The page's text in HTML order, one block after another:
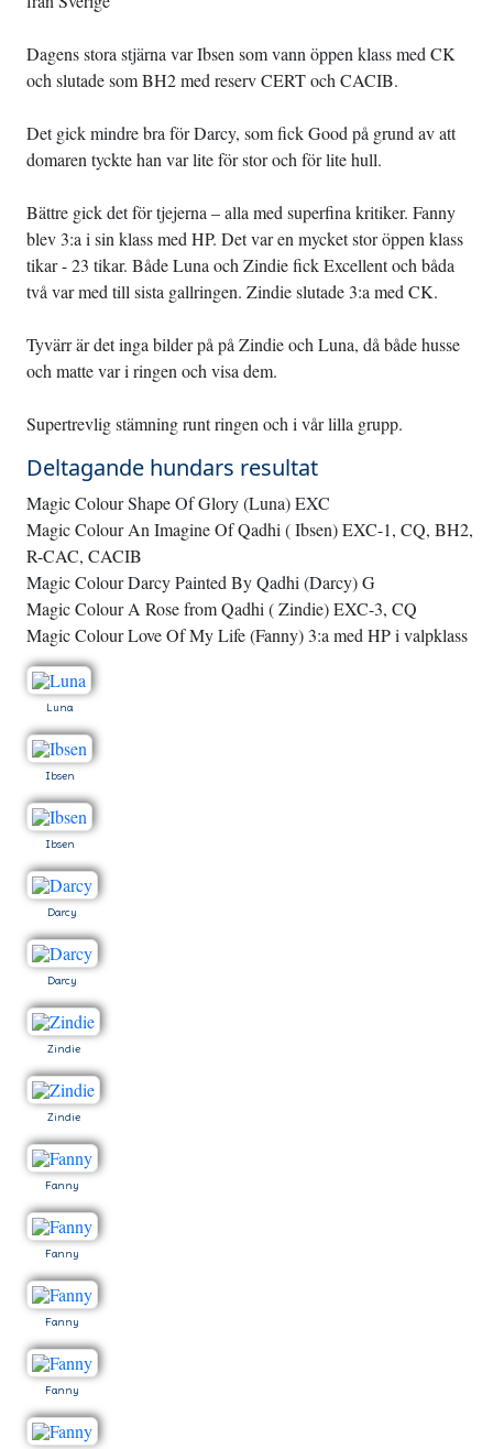
Dagens stora stjärna var Ibsen som vann öppen klass med CK
och slutade som BH2 med reserv CERT och CACIB.
Det gick mindre bra för Darcy, som fick Good på grund av att
domaren tyckte han var lite för stor och för lite hull.
Bättre gick det för tjejerna – alla med superfina kritiker. Fanny
blev 3:a i sin klass med HP. Det var en mycket stor öppen klass
tikar - 23 tikar. Både Luna och Zindie fick Excellent och båda
två var med till sista gallringen. Zindie slutade 3:a med CK.
Tyvärr är det inga bilder på på Zindie och Luna, då både husse
och matte var i ringen och visa dem.
Supertrevlig stämning runt ringen och i vår lilla grupp.
Deltagande hundars resultat
Magic Colour Shape Of Glory (Luna) EXC
Magic Colour An Imagine Of Qadhi ( Ibsen) EXC-1, CQ, BH2,
R-CAC, CACIB
Magic Colour Darcy Painted By Qadhi (Darcy) G
Magic Colour A Rose from Qadhi ( Zindie) EXC-3, CQ
Magic Colour Love Of My Life (Fanny) 3:a med HP i valpklass
Luna
Ibsen
Ibsen
Darcy
Darcy
Zindie
Zindie
Fanny
Fanny
Fanny
Fanny